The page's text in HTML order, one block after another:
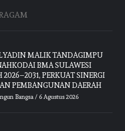
MALIK TANDAGIMPU
BMA SULAWESI
2026–2031, PERKUAT SINERGI
PEMBANGUNAN DAERAH
Bangsa/ 6 Agustus 2026